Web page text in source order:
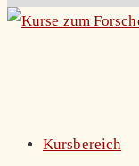
Zum
Kursbereich